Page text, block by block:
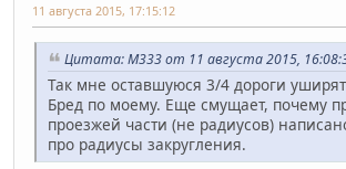
11 августа 2015, 17:15:12
Цитата: M333 от 11 августа 2015,
Так мне оставшуюся 3/4 дороги
Бред по моему. Еще смущает, почему
проезжей части (не радиусов)
про радиусы закругления.